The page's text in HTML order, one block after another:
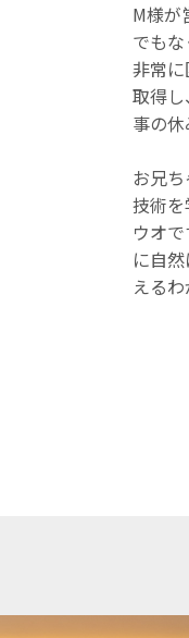
M様が
でも
非常
取得
事の
お兄
技術
ウオ
に自
える